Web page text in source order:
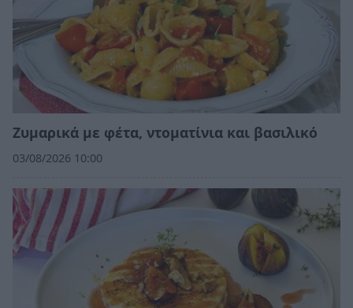
Ζυμαρικά με φέτα, ντοματίνια και βασιλικό
03/08/2026 10:00